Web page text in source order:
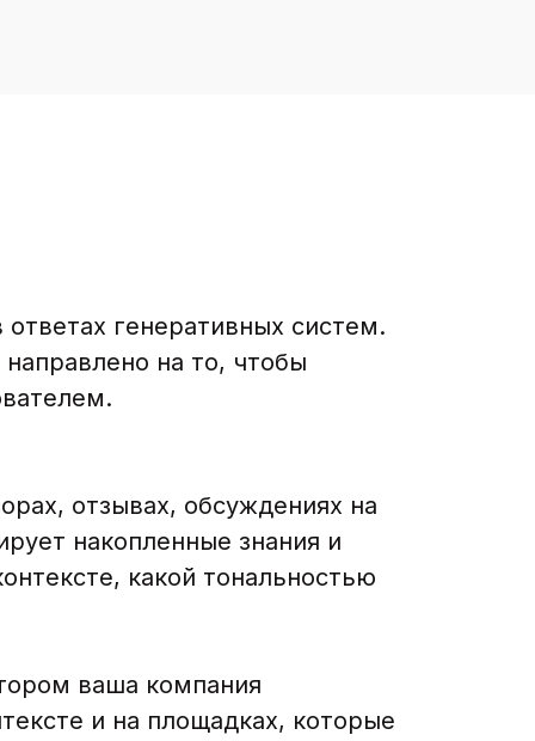
генеративных систем.
на то, чтобы
отзывах, обсуждениях на
накопленные знания и
какой тональностью
ваша компания
и на площадках, которые